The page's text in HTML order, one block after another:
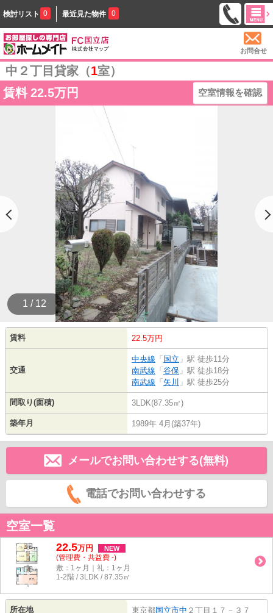
検討リスト 0 最近見た物件 0
お問合せ
中２丁目貸家（1室）
賃料 22.5万円 空室情報を確認
1 / 12
賃料 22.5万円
交通
中央線 「 国立 」駅 徒歩11分
南武線 「 谷保 」駅 徒歩18分
南武線 「 矢川 」駅 徒歩25分
間取り(面積) 3LDK(87.35㎡)
築年月 1989年 4月(築37年)
メールでお問い合わせする(無料)
電話でお問い合わせする
空室一覧
22.5万円 NEW
(管理費・共益費 -)
敷：1ヶ月｜礼：1ヶ月
1-2階 / 3LDK / 87.35㎡
所在地 東京都国立市中 ２丁目１７－３７